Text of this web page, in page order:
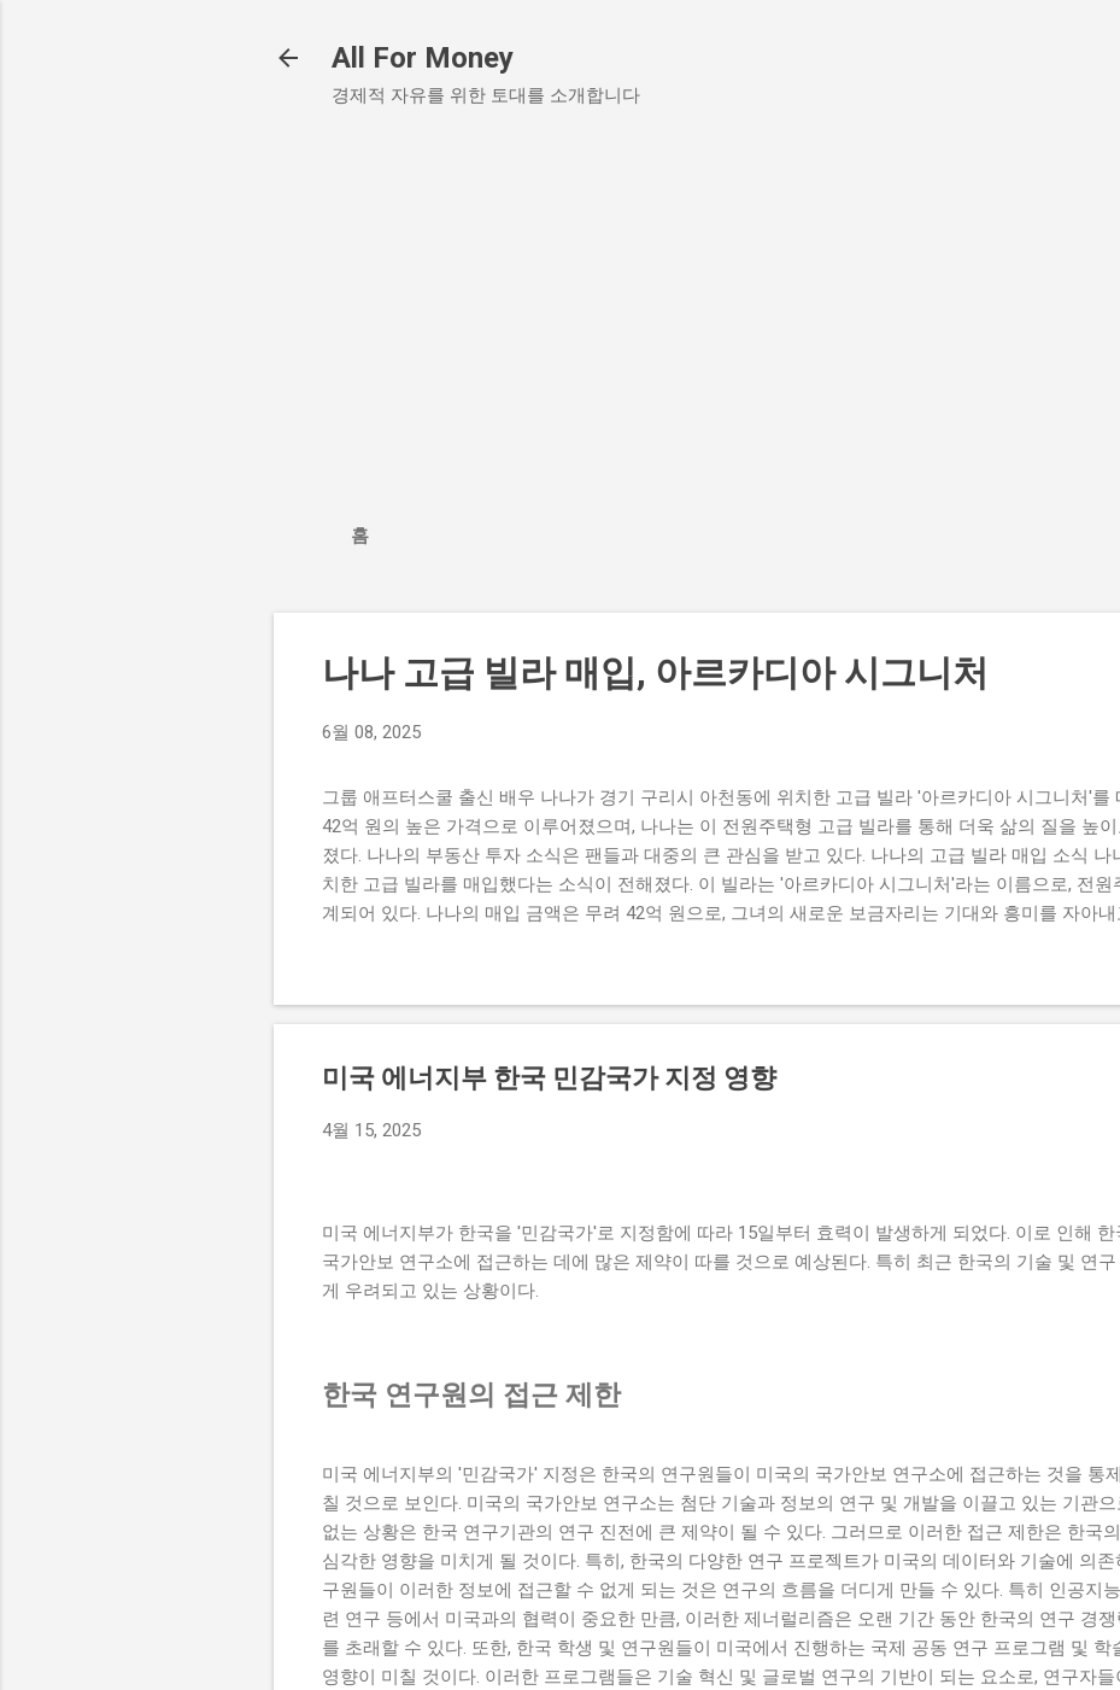
All For Money
경제적 자유를 위한 토대를 소개합니다
홈
나나 고급 빌라 매입, 아르카디아 시그니처
6월 08, 2025
그룹 애프터스쿨 출신 배우 나나가 경기 구리시 아천동에 위치한 고급 빌라 '아르카디아 시그니처'를
42억 원의 높은 가격으로 이루어졌으며, 나나는 이 전원주택형 고급 빌라를 통해 더욱 삶의 질을 높
졌다. 나나의 부동산 투자 소식은 팬들과 대중의 큰 관심을 받고 있다. 나나의 고급 빌라 매입 소식 나
치한 고급 빌라를 매입했다는 소식이 전해졌다. 이 빌라는 '아르카디아 시그니처'라는 이름으로, 전원
계되어 있다. 나나의 매입 금액은 무려 42억 원으로, 그녀의 새로운 보금자리는 기대와 흥미를 자아내
상태에 대한 궁금증을 불러일으키기도 했다. 한편, 나나는 고급 빌라를 매입하면서 앞으로의 계획에
그녀는 이를 통해 안정된 생활 환경을 원하는 만큼 스스로의 삶을 더욱 풍요롭게 만드는데 중점을 두
로 그녀가 어떤 방식으로 고급 빌라에서의 새 삶을 꾸려나갈지 많은 이들이 주목하고 있다. 아르카
르카디아 시그니처'는 경기 구리시에 위치한 전원주택형 고급 빌라로, 자연과 조화를 이루는 아름다
력을 높이고 있다. 특히, 이 빌라는 넓은 공간과 개인적인 프라이버시를 중요시하는 모든 요소를 갖추
미국 에너지부 한국 민감국가 지정 영향
4월 15, 2025
미국 에너지부가 한국을 '민감국가'로 지정함에 따라 15일부터 효력이 발생하게 되었다. 이로 인해
국가안보 연구소에 접근하는 데에 많은 제약이 따를 것으로 예상된다. 특히 최근 한국의 기술 및 연
게 우려되고 있는 상황이다.
한국 연구원의 접근 제한
미국 에너지부의 '민감국가' 지정은 한국의 연구원들이 미국의 국가안보 연구소에 접근하는 것을 통
칠 것으로 보인다. 미국의 국가안보 연구소는 첨단 기술과 정보의 연구 및 개발을 이끌고 있는 기관
없는 상황은 한국 연구기관의 연구 진전에 큰 제약이 될 수 있다. 그러므로 이러한 접근 제한은 한국
심각한 영향을 미치게 될 것이다. 특히, 한국의 다양한 연구 프로젝트가 미국의 데이터와 기술에 의
구원들이 이러한 정보에 접근할 수 없게 되는 것은 연구의 흐름을 더디게 만들 수 있다. 특히 인공지
련 연구 등에서 미국과의 협력이 중요한 만큼, 이러한 제너럴리즘은 오랜 기간 동안 한국의 연구 경
를 초래할 수 있다. 또한, 한국 학생 및 연구원들이 미국에서 진행하는 국제 공동 연구 프로그램 및 학
영향이 미칠 것이다. 이러한 프로그램들은 기술 혁신 및 글로벌 연구의 기반이 되는 요소로, 연구자